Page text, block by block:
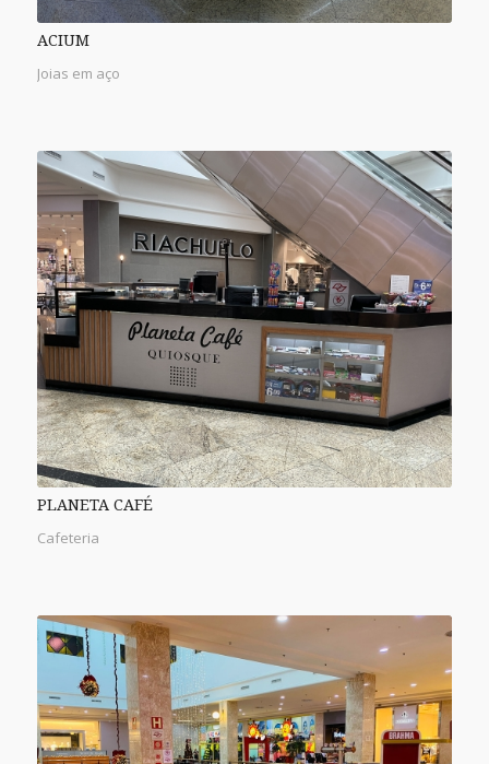
ACIUM
Joias em aço
PLANETA CAFÉ
Cafeteria